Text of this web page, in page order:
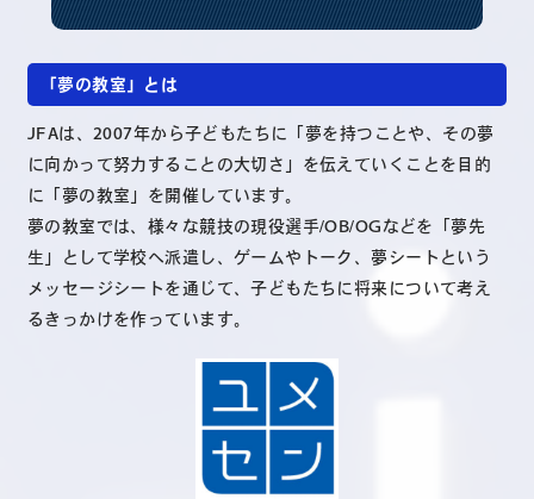
「夢の教室」とは
JFAは、2007年から子どもたちに「夢を持つことや、その夢
に向かって努力することの大切さ」を伝えていくことを目的
に「夢の教室」を開催しています。
夢の教室では、様々な競技の現役選手/OB/OGなどを「夢先
生」として学校へ派遣し、ゲームやトーク、夢シートという
メッセージシートを通じて、子どもたちに将来について考え
るきっかけを作っています。